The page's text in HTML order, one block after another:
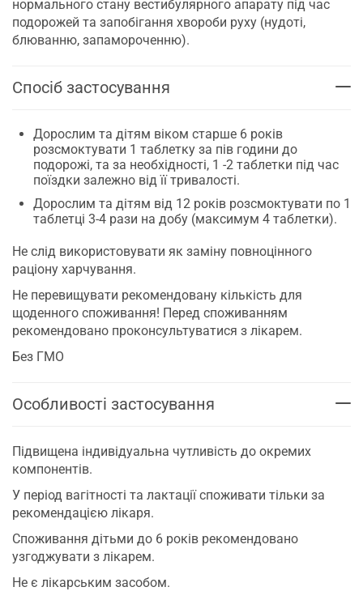
нормального стану вестибулярного апарату під час
подорожей та запобігання хвороби руху (нудоті,
блюванню, запамороченню).
Спосіб застосування
Дорослим та дітям віком старше 6 років
розсмоктувати 1 таблетку за пів години до
подорожі, та за необхідності, 1 -2 таблетки під час
поїздки залежно від її тривалості.
Дорослим та дітям від 12 років розсмоктувати по 1
таблетці 3-4 рази на добу (максимум 4 таблетки).
Не слід використовувати як заміну повноцінного
раціону харчування.
Не перевищувати рекомендовану кількість для
щоденного споживання! Перед споживанням
рекомендовано проконсультуватися з лікарем.
Без ГМО
Особливості застосування
Підвищена індивідуальна чутливість до окремих
компонентів.
У період вагітності та лактації споживати тільки за
рекомендацією лікаря.
Споживання дітьми до 6 років рекомендовано
узгоджувати з лікарем.
Не є лікарським засобом.